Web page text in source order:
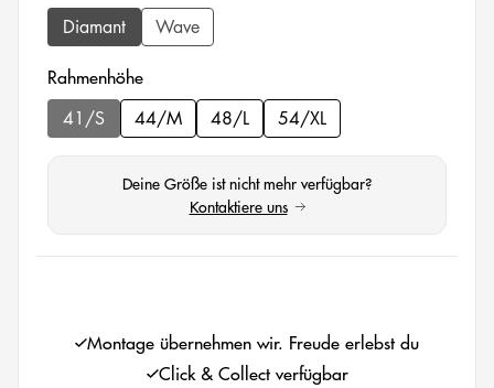
Diamant Wave
Rahmenhöheauswählen
41/S(Diese Option ist zurzeit nicht verfügbar.)
44/M 48/L 54/XL
Deine Größe ist nicht mehr verfügbar?
Kontaktiere uns
(öffnet in neuem Tab)
Montage übernehmen wir. Freude erlebst du
Click & Collect verfügbar